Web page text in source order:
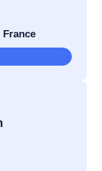
France